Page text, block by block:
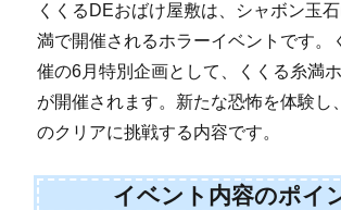
くくるDEおばけ屋敷は、シャボン玉
満で開催されるホラーイベントです。
催の6月特別企画として、くくる糸満
が開催されます。新たな恐怖を体験し
のクリアに挑戦する内容です。
イベント内容のポイ